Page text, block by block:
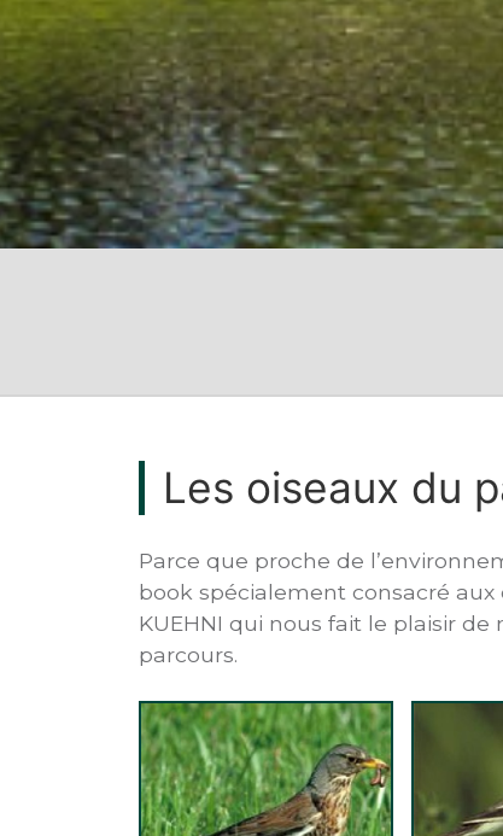
Les oiseaux du
Parce que proche de
book spécialement consacré aux
KUEHNI qui nous fait le plaisir
parcours.